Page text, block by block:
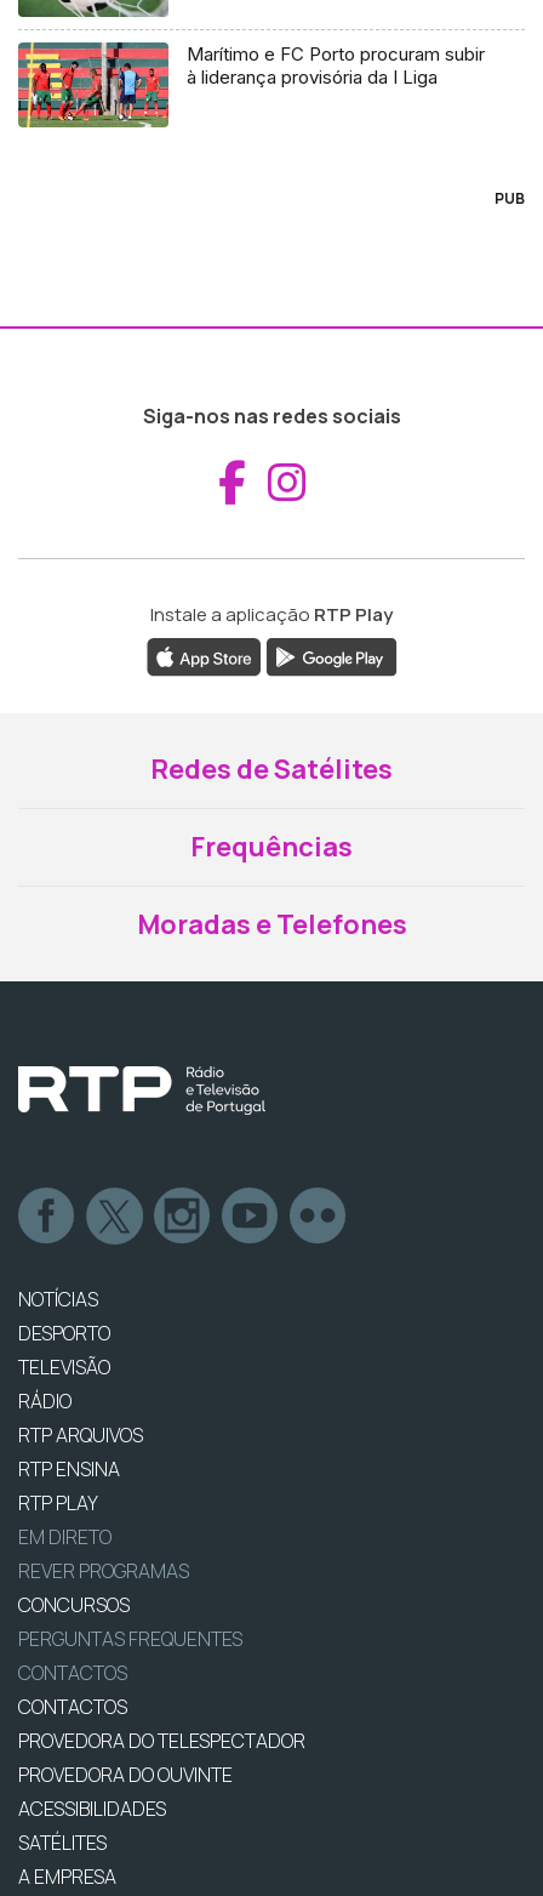
Marítimo e FC Porto procuram subir
à liderança provisória da I Liga
PUB
Siga-nos nas redes sociais
Aceder ao
Instale a aplicação RTP Play
Redes de Satélites
Frequências
Moradas e Telefones
NOTÍCIAS
DESPORTO
TELEVISÃO
RÁDIO
RTP ARQUIVOS
RTP ENSINA
RTP PLAY
EM DIRETO
REVER PROGRAMAS
CONCURSOS
PERGUNTAS FREQUENTES
CONTACTOS
CONTACTOS
PROVEDORA DO TELESPECTADOR
PROVEDORA DO OUVINTE
ACESSIBILIDADES
SATÉLITES
A EMPRESA